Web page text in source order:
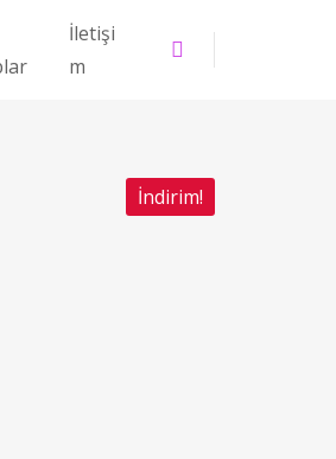
İletişi
m
İndirim!